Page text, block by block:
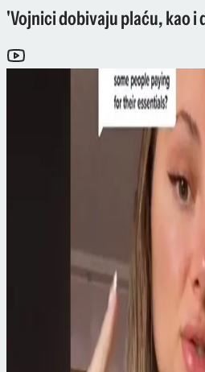
'Vojnici dobivaju plaću, kao i